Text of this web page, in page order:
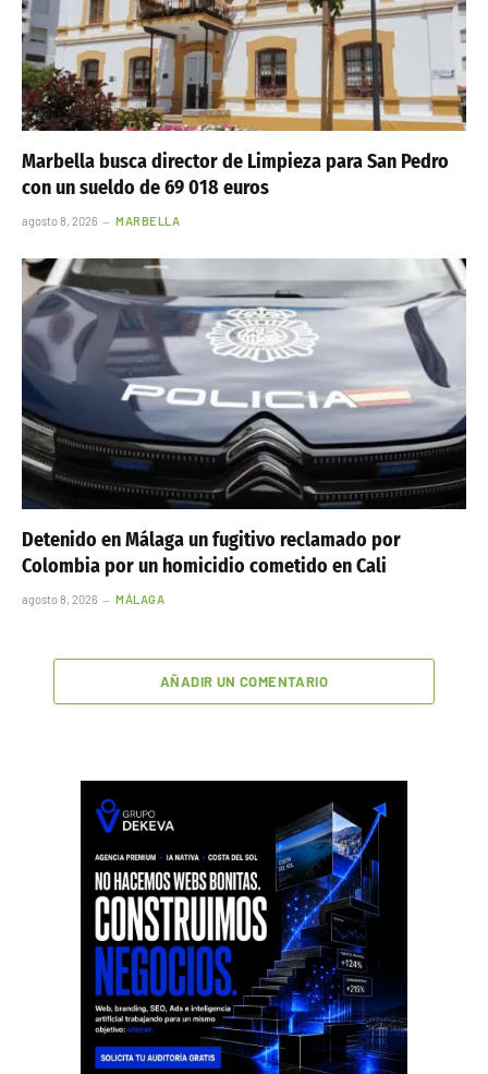
Marbella busca director de Limpieza para San Pedro
con un sueldo de 69 018 euros
agosto 8, 2026 MARBELLA
Detenido en Málaga un fugitivo reclamado por
Colombia por un homicidio cometido en Cali
agosto 8, 2026 MÁLAGA
AÑADIR UN COMENTARIO